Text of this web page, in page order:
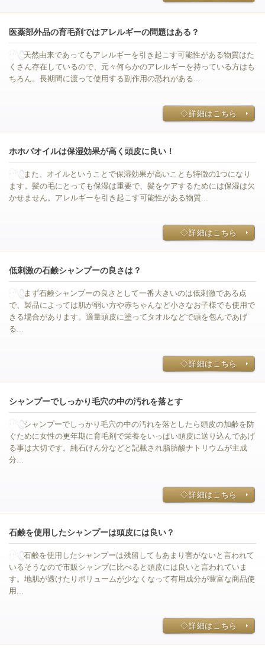
医薬部外品の育毛剤ではアレルギーの問題はある？
天然由来であってもアレルギーを引き起こす可能性がある物質はた
くさん存在しているので、元々何らかのアレルギーを持っている方はも
ちろん。長期間に渡って使用する副作用の恐れがある...
◇詳細はこちら
ホホバオイルは保湿効果が高く頭皮に良い！
また、オイルということで保湿効果が高いことも特徴の1つになり
ます。髪の毛にとっても保湿は重要で、髪をケアするためには保湿は欠
かせません。アレルギーを引き起こす可能性がある物質...
◇詳細はこちら
低刺激の石鹸シャンプーの良さは？
まず石鹸シャンプーの良さとして一番大きいのは低刺激である点
で、製品によっては肌が弱い方や赤ちゃんなど小さなお子様でも使用で
きる場合があります。適量頭皮に塗ってタオルなどで頭を包んであげ
る...
◇詳細はこちら
シャンプーでしっかり毛穴の中の汚れを落とす
シャンプーでしっかり毛穴の中の汚れを落としたら頭皮の加齢を防
ぐために女性の更年期に育毛剤で栄養をいっぱい頭皮に送り込んであげ
る事は大切です。純石けん分などと記載され脂肪酸ナトリウムが主成
分...
◇詳細はこちら
石鹸を使用したシャンプーは頭皮には良い？
石鹸を使用したシャンプーは残留してもあまり害がないと言われて
いるそうなので市販シャンプに比べると頭皮には良いと言われていま
す。地肌が透けたりボリュームが少なくなって有用成分が豊富な商品使
用...
◇詳細はこちら